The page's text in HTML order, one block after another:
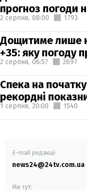
прогноз погоди
2 серпня, 08:00 1793
Дощитиме лише
+35: яку погоду
2 серпня, 06:57 2697
Спека на
рекордні
1 серпня, 20:00 1540
E-mail редакції
news24@24tv.com.ua
Ми тут: